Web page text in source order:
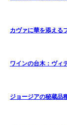
カヴァに華を添える
ワインの台木：ヴィ
ジョージアの秘蔵品